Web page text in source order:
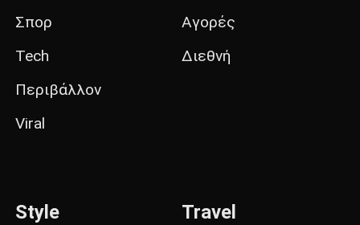
Σπορ
Tech
Περιβάλλον
Viral
Αγορές
Διεθνή
Style Travel